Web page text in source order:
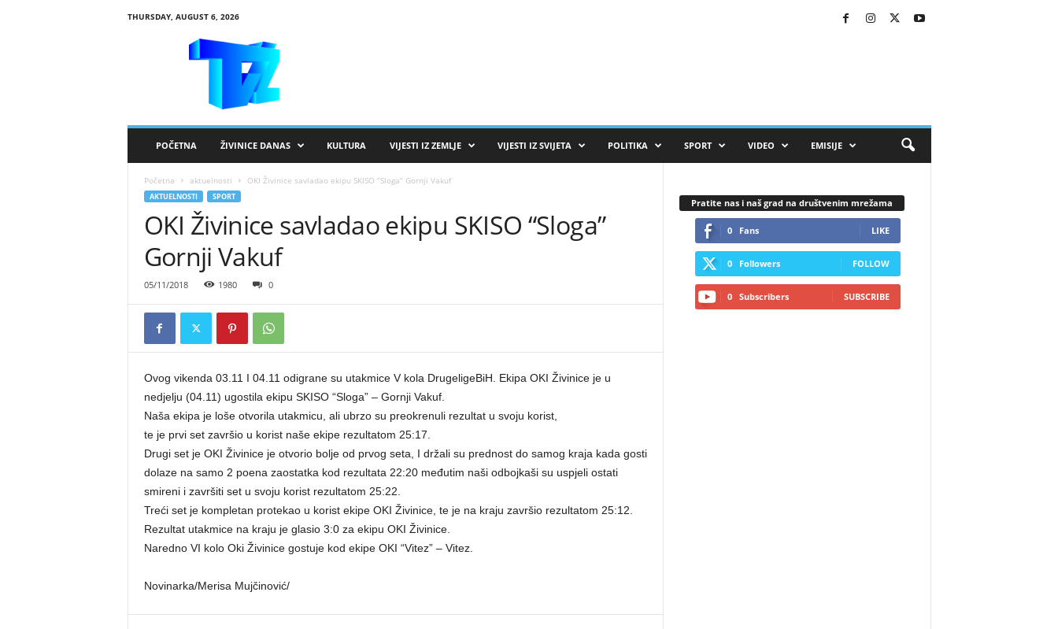
THURSDAY, AUGUST 6, 2026
POČETNA ŽIVINICE DANAS KULTURA VIJESTI IZ ZEMLJE VIJESTI IZ SVIJETA POLITIKA SPORT VIDEO EMISIJE
Početna aktuelnosti OKI Živinice savladao ekipu SKISO “Sloga” Gornji Vakuf
AKTUELNOSTI SPORT
OKI Živinice savladao ekipu SKISO “Sloga”
Gornji Vakuf
05/11/2018 1980 0
Ovog vikenda 03.11 I 04.11 odigrane su utakmice V kola DrugeligeBiH. Ekipa OKI Živinice je u
nedjelju (04.11) ugostila ekipu SKISO “Sloga” – Gornji Vakuf.
Naša ekipa je loše otvorila utakmicu, ali ubrzo su preokrenuli rezultat u svoju korist,
te je prvi set završio u korist naše ekipe rezultatom 25:17.
Drugi set je OKI Živinice je otvorio bolje od prvog seta, I držali su prednost do samog kraja kada gosti
dolaze na samo 2 poena zaostatka kod rezultata 22:20 međutim naši odbojkaši su uspjeli ostati
smireni i završiti set u svoju korist rezultatom 25:22.
Treći set je kompletan protekao u korist ekipe OKI Živinice, te je na kraju završio rezultatom 25:12.
Rezultat utakmice na kraju je glasio 3:0 za ekipu OKI Živinice.
Naredno VI kolo Oki Živinice gostuje kod ekipe OKI “Vitez” – Vitez.
Novinarka/Merisa Mujčinović/
Pratite nas i naš grad na društvenim mrežama
0 Fans LIKE
0 Followers FOLLOW
0 Subscribers SUBSCRIBE